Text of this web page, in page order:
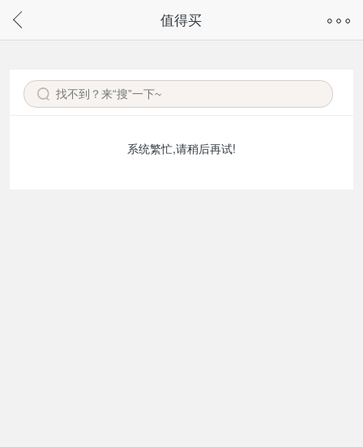
请通过微信或支付宝搜“奇兔客小程序”访问
值得买
系统繁忙,请稍后再试!